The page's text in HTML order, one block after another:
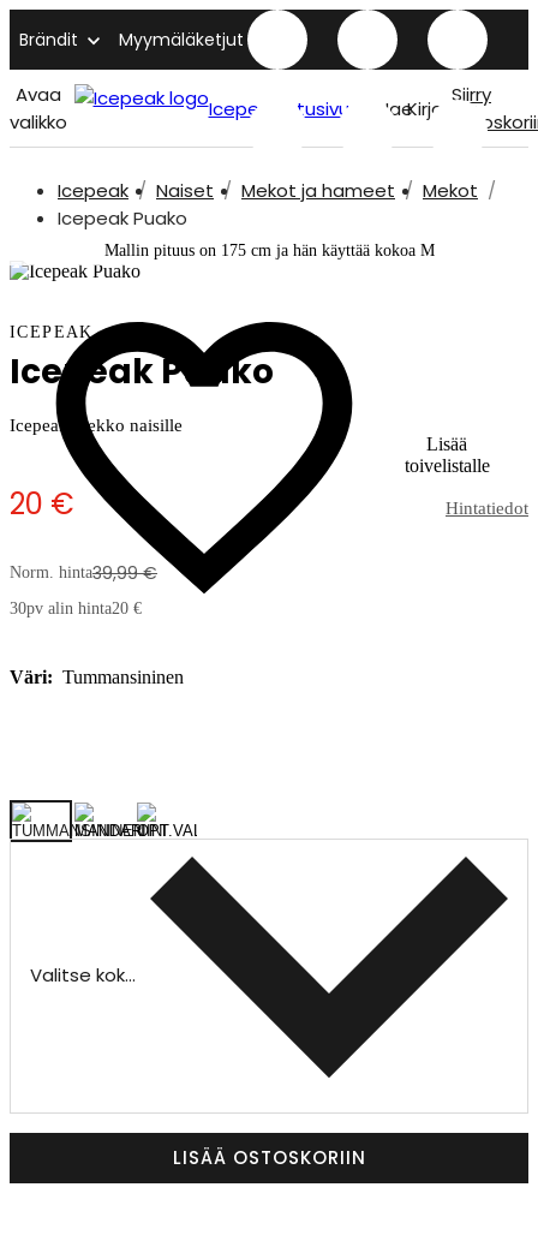
Brändit Myymäläketjut
Avaa
valikko
Icepeak etusivu HaeKirjaudu
Siirry
Icepeak Naiset Mekot ja hameet
Mekot
Icepeak Puako
Lisää
toivelistalle
Mallin pituus on 175 cm ja hän käyttää kokoa M
ICEPEAK
Icepeak Puako
Icepeak mekko naisille
20 € Hintatiedot
Norm. hinta39,99 €
30pv alin hinta20 €
Väri: Tummansininen
Valitse koko
LISÄÄ OSTOSKORIIN